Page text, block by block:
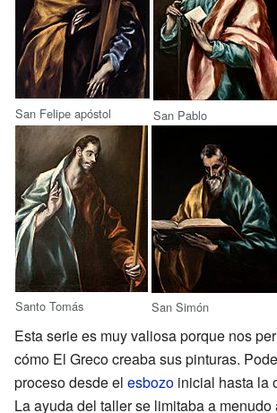
San Felipe apóstol San Pablo
Santo Tomás San Simón
Esta serie es muy valiosa porque nos
cómo El Greco creaba sus pinturas.
proceso desde el esbozo inicial hasta la
La ayuda del taller se limitaba a menudo